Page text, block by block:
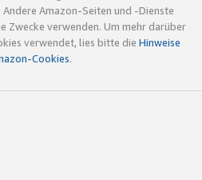
Amazon-Seiten und -Dienste
Zwecke verwenden. Um mehr darüber
verwendet, lies bitte die Hinweise
Cookies.